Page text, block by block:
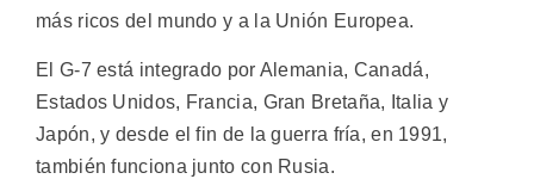
más ricos del mundo y a la Unión Europea.
El G-7 está integrado por Alemania, Canadá,
Estados Unidos, Francia, Gran Bretaña, Italia y
Japón, y desde el fin de la guerra fría, en 1991,
también funciona junto con Rusia.